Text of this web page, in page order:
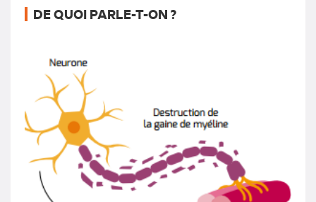
DE QUOI PARLE-T-ON ?